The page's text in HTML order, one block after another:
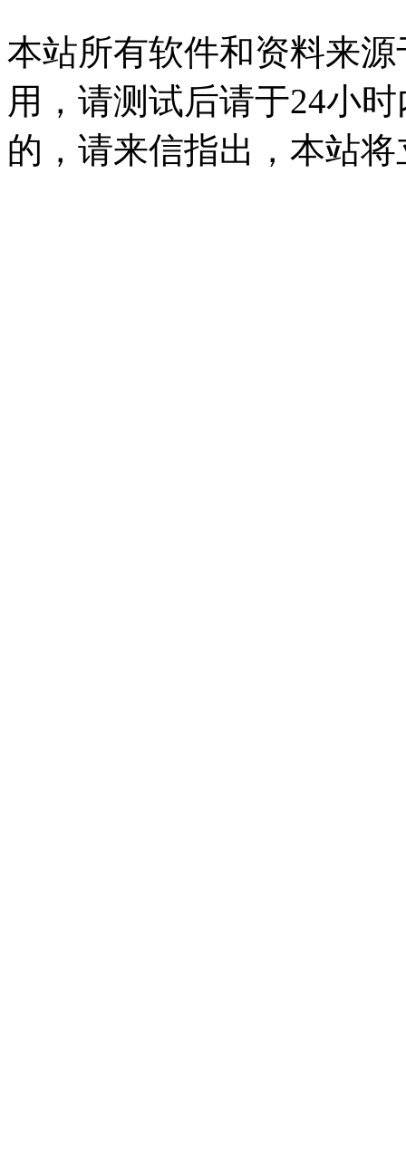
本站所有软件和资料来
用，请测试后请于24小
的，请来信指出，本站